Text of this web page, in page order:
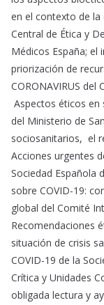
en el contexto de la
Central de Ética y
Médicos España;
priorización de
CORONAVIRUS
Aspectos éticos en
del Ministerio de
sociosanitarios, el
Acciones urgentes
Sociedad Española
sobre COVID-19:
global del Comité
Recomendaciones
situación de crisis
COVID-19 de la
Crítica y Unidades
obligada lectura y